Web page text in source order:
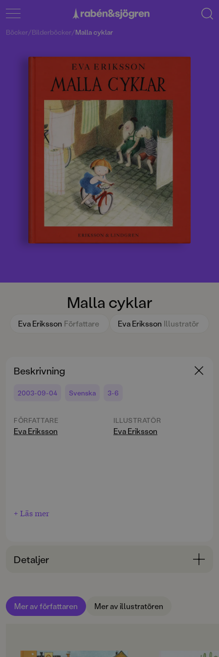
Malla cyklar
Eva Eriksson Författare Eva Eriksson Illustratör
Böcker/Bilderböcker/Malla cyklar
Beskrivning
2003-09-04 Svenska 3-6
FÖRFATTARE
Eva Eriksson
ILLUSTRATÖR
Eva Eriksson
+ Läs mer
Detaljer
ÅLDERSGRUPP
3-6
Mer av författaren Mer av illustratören
OM BOKEN